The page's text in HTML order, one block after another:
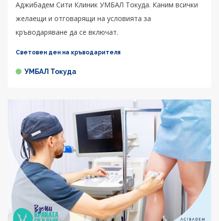
Аджибадем Сити Клиник УМБАЛ Токуда. Каним всички
желаещи и отговарящи на условията за
кръводаряване да се включат.
Световен ден на кръводарителя
УМБАЛ Токуда